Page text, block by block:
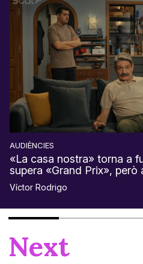
AUDIÈNCIES
«La casa nostra» torna a
supera «Grand Prix»,
Víctor Rodrigo
Next